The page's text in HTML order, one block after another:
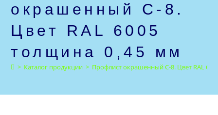
окрашенный С-8.
Цвет RAL 6005
толщина 0,45 мм
> Каталог продукции > Профлист окрашенный С-8. Цвет RAL